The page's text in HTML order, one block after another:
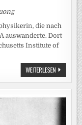
die nach
auswanderte. Dort
Institute of
WEITERLESENSIE
BAUTE
1947
DAS
ERSTE